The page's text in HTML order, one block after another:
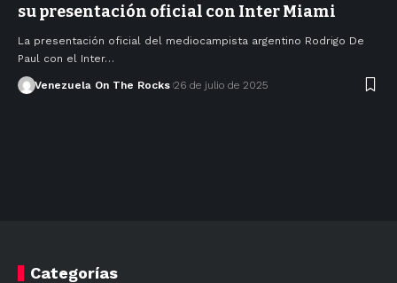
su presentación oficial con Inter Miami
La presentación oficial del mediocampista argentino Rodrigo De
Paul con el Inter…
Venezuela On The Rocks 26 de julio de 2025
Categorías